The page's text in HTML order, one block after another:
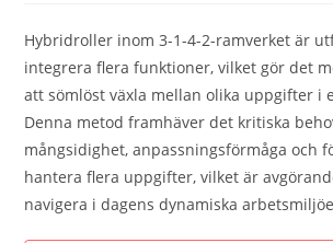
Hybridroller inom 3-1-4-2-ramverket är
integrera flera funktioner, vilket gör det
att sömlöst växla mellan olika uppgifter i
Denna metod framhäver det kritiska
mångsidighet, anpassningsförmåga och
hantera flera uppgifter, vilket är
navigera i dagens dynamiska